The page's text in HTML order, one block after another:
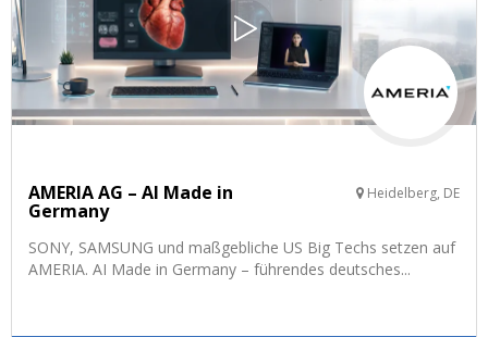
AMERIA AG – AI Made in
Germany
Heidelberg, DE
SONY, SAMSUNG und maßgebliche US Big Techs setzen auf
AMERIA. AI Made in Germany – führendes deutsches...